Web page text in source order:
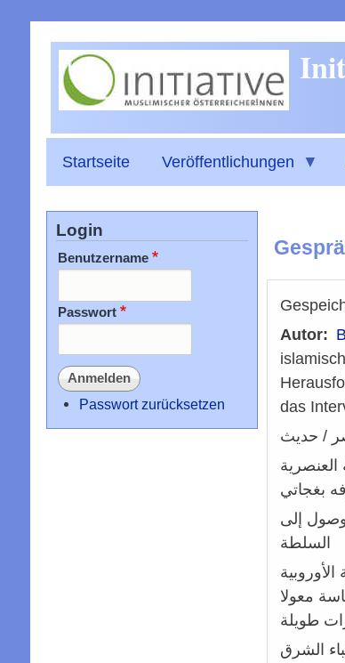
Startseite Veröffentlichungen
Autor
das
/ حديث
بغجاتي
إلى
معولا
الشرق
Login
Benutzername
Passwort
Passwort zurücksetzen